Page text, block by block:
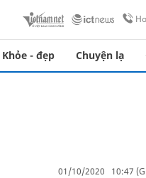
Khỏe - đẹp Chuyện lạ
01/10/2020 10:47